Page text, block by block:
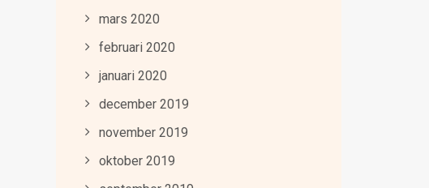
mars 2020
februari 2020
januari 2020
december 2019
november 2019
oktober 2019